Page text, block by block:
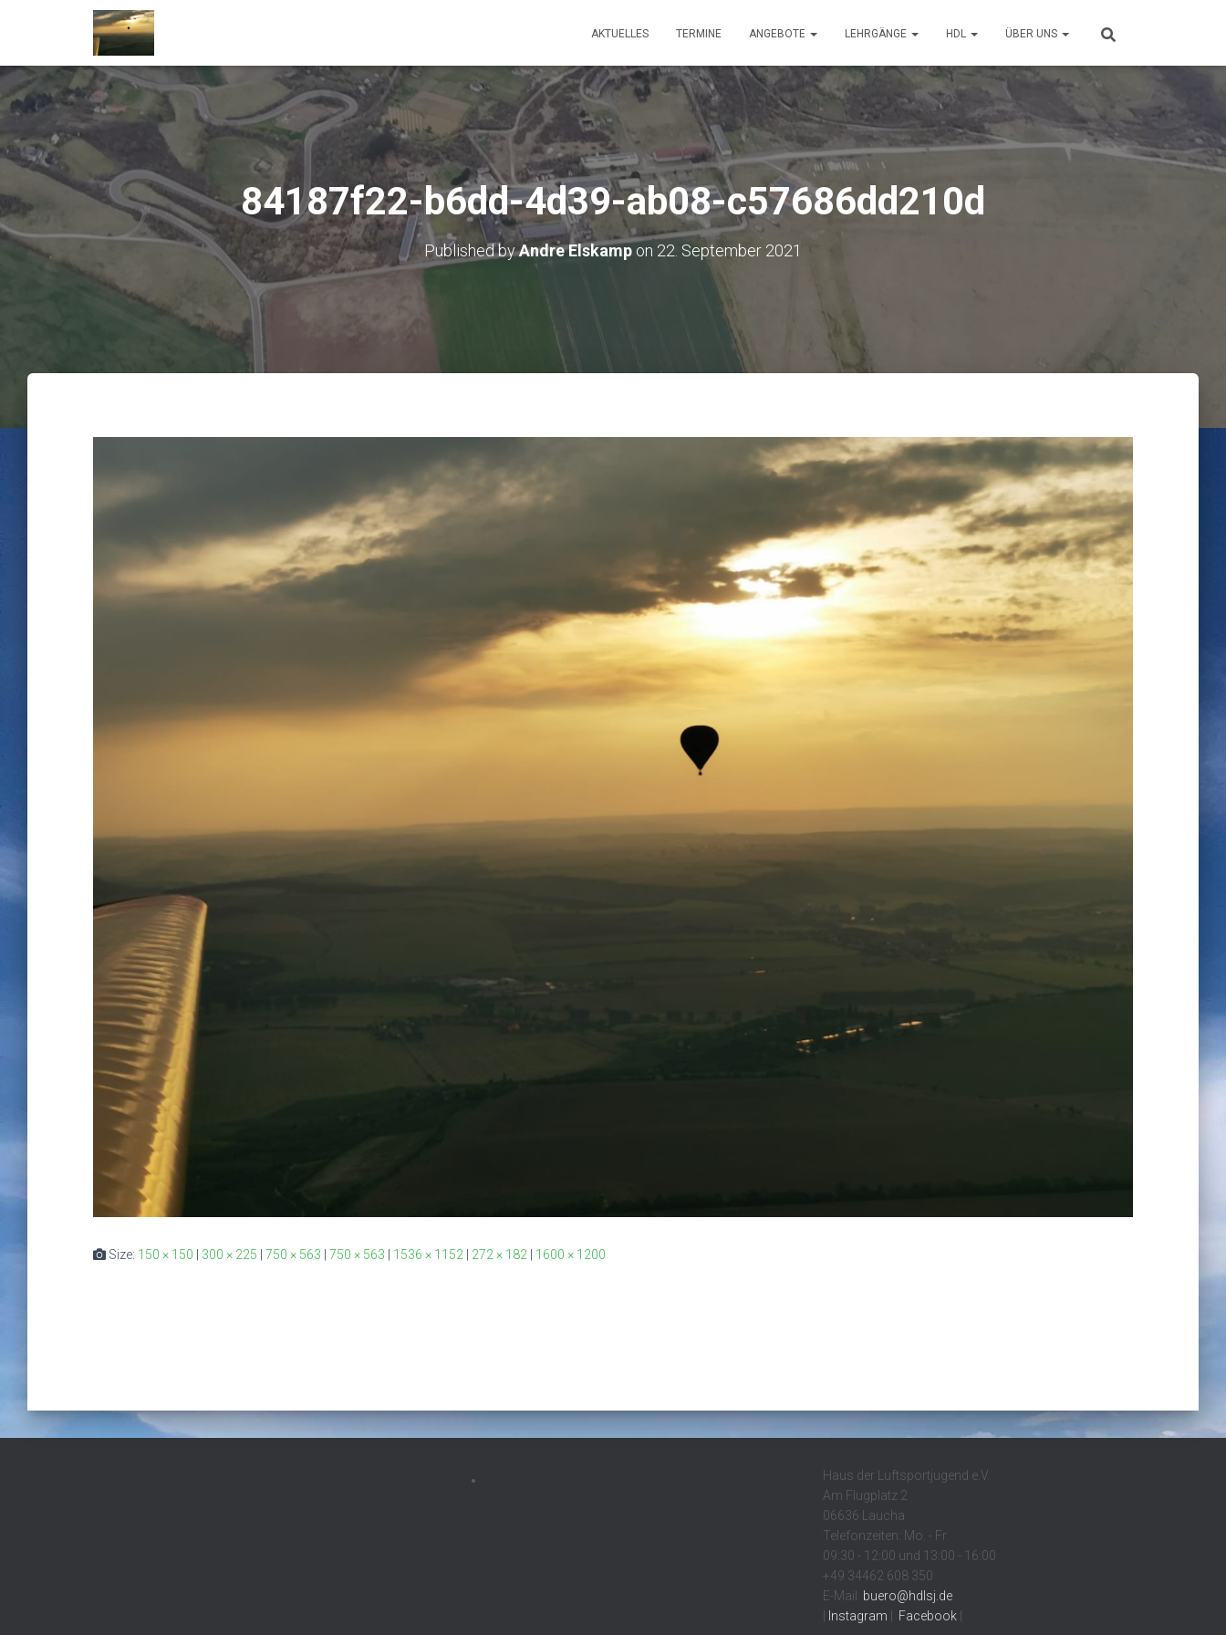
AKTUELLES TERMINE ANGEBOTE LEHRGÄNGE HDL ÜBER UNS
84187f22-b6dd-4d39-ab08-c57686dd210d
Published byAndre Elskamp on 22. September 2021
Size: 150 × 150 300 × 225 750 × 563 750 × 563 1536 × 1152 272 × 182 1600 × 1200
Haus der Luftsportjugend e.V.
Am Flugplatz 2
06636 Laucha
Telefonzeiten: Mo. - Fr.
09:30 - 12:00 und 13:00 - 16:00
+49 34462 608 350
E-Mail: buero@hdlsj.de
Instagram Facebook